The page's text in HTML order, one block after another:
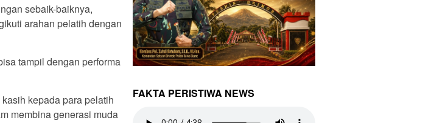
sebaik-baiknya,
arahan pelatih dengan
tampil dengan performa
kepada para pelatih
membina generasi muda
FAKTA PERISTIWA NEWS